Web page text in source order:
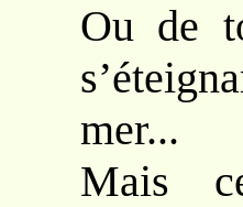
Ou de
mer...
Mais